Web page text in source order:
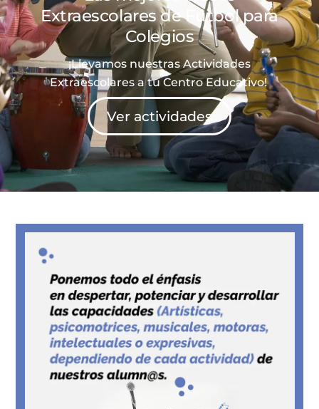
Extraescolares deFútbolpara
Colegios
¡Llevamos nuestras Actividades
Extraescolares a tu Centro Educativo!
Ver actividades